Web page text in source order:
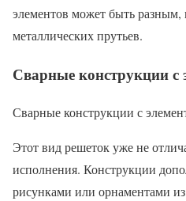
элементов может быть
металлических прутьев.
Сварные конструкции с
Сварные конструкции с
Этот вид решеток уже не
исполнения. Конструкции
рисунками или орнаментами